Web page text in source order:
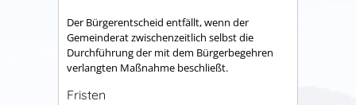
Der Bürgerentscheid entfällt, wenn der
Gemeinderat zwischenzeitlich selbst die
Durchführung der mit dem Bürgerbegehren
verlangten Maßnahme beschließt.
Fristen